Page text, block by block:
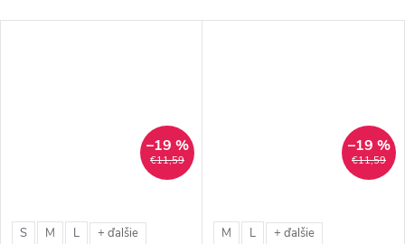
€11,59
–19 %
S M L + ďalšie
€11,59
–19 %
M L + ďalšie